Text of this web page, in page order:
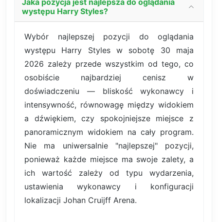
Jaka pozycja jest najlepsza do oglądania
występu Harry Styles?
Wybór najlepszej pozycji do oglądania
występu Harry Styles w sobotę 30 maja
2026 zależy przede wszystkim od tego, co
osobiście najbardziej cenisz w
doświadczeniu — bliskość wykonawcy i
intensywność, równowagę między widokiem
a dźwiękiem, czy spokojniejsze miejsce z
panoramicznym widokiem na cały program.
Nie ma uniwersalnie "najlepszej" pozycji,
ponieważ każde miejsce ma swoje zalety, a
ich wartość zależy od typu wydarzenia,
ustawienia wykonawcy i konfiguracji
lokalizacji Johan Cruijff Arena.